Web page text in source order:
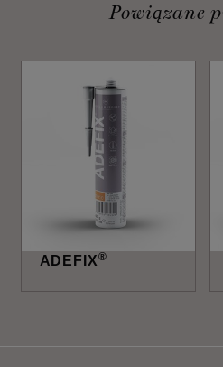
Powiązane
ADEFIX®